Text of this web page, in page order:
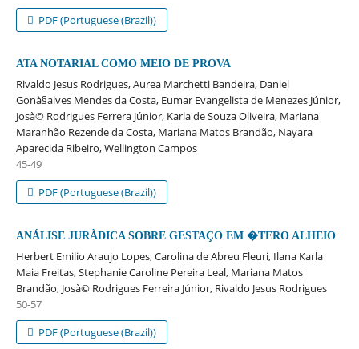
PDF (Portuguese (Brazil))
ATA NOTARIAL COMO MEIO DE PROVA
Rivaldo Jesus Rodrigues, Aurea Marchetti Bandeira, Daniel
Gonà§alves Mendes da Costa, Eumar Evangelista de Menezes Júnior,
Josà© Rodrigues Ferrera Júnior, Karla de Souza Oliveira, Mariana
Maranhão Rezende da Costa, Mariana Matos Brandão, Nayara
Aparecida Ribeiro, Wellington Campos
45-49
PDF (Portuguese (Brazil))
ANÁLISE JURÀDICA SOBRE GESTAÇO EM �TERO ALHEIO
Herbert Emilio Araujo Lopes, Carolina de Abreu Fleuri, Ilana Karla
Maia Freitas, Stephanie Caroline Pereira Leal, Mariana Matos
Brandão, Josà© Rodrigues Ferreira Júnior, Rivaldo Jesus Rodrigues
50-57
PDF (Portuguese (Brazil))